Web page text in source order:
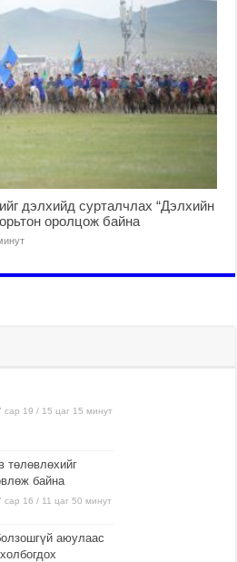
дэлхийд сурталчлах “Дэлхийн
оролцож байна
сар 19 / 15 цаг 15 минут
төлөвлөхийг
байна
16 / 11 цаг 50 минут
аюулаас